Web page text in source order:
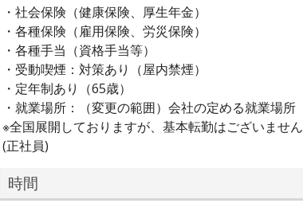
・社会保険（健康保険、厚生年金）
・各種保険（雇用保険、労災保険）
・各種手当（資格手当等）
・受動喫煙：対策あり（屋内禁煙）
・定年制あり（65歳）
・就業場所：（変更の範囲）会社の定める就業場所
※全国展開しておりますが、基本転勤はございません
(正社員)
時間